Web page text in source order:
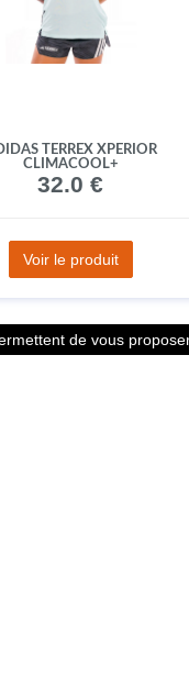
TERREX XPERIOR
CLIMACOOL+
32.0 €
Voir le produit
de vous